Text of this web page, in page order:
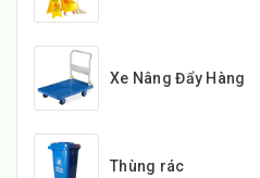
Xe Nâng Đẩy Hàng
Thùng rác